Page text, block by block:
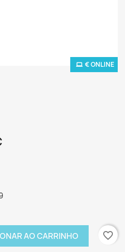
€ ONLINE
AO CARRINHO favorite_border